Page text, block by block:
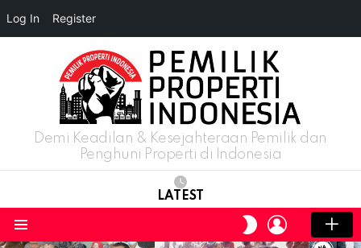
Demi Keadilan & Kesejahteraan Pemilik dan
Penghuni Properti di Indonesia
LATEST
SWITCH
SKIN
LOGIN
Log In Register